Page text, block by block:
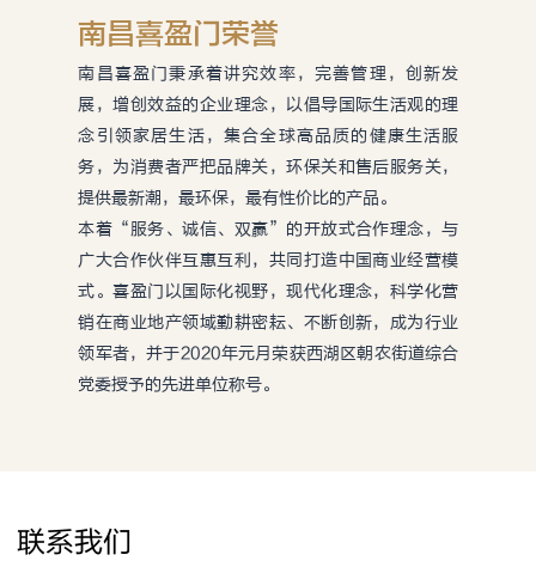
南昌喜盈门荣誉
南昌喜盈门秉承着讲究效率，完善管理，创新发
展，增创效益的企业理念，以倡导国际生活观的理
念引领家居生活，集合全球高品质的健康生活服
务，为消费者严把品牌关，环保关和售后服务关，
提供最新潮，最环保，最有性价比的产品。
本着“服务、诚信、双赢”的开放式合作理念，与
广大合作伙伴互惠互利，共同打造中国商业经营模
式。喜盈门以国际化视野，现代化理念，科学化营
销在商业地产领域勤耕密耘、不断创新，成为行业
领军者，并于2020年元月荣获西湖区朝农街道综合
党委授予的先进单位称号。
联系我们